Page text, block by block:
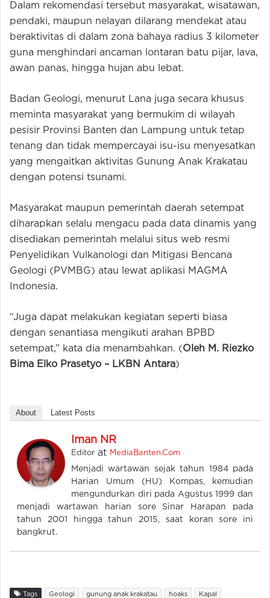
Dalam rekomendasi tersebut masyarakat, wisatawan,
pendaki, maupun nelayan dilarang mendekat atau
beraktivitas di dalam zona bahaya radius 3 kilometer
guna menghindari ancaman lontaran batu pijar, lava,
awan panas, hingga hujan abu lebat.
Badan Geologi, menurut Lana juga secara khusus
meminta masyarakat yang bermukim di wilayah
pesisir Provinsi Banten dan Lampung untuk tetap
tenang dan tidak mempercayai isu-isu menyesatkan
yang mengaitkan aktivitas Gunung Anak Krakatau
dengan potensi tsunami.
Masyarakat maupun pemerintah daerah setempat
diharapkan selalu mengacu pada data dinamis yang
disediakan pemerintah melalui situs web resmi
Penyelidikan Vulkanologi dan Mitigasi Bencana
Geologi (PVMBG) atau lewat aplikasi MAGMA
Indonesia.
“Juga dapat melakukan kegiatan seperti biasa
dengan senantiasa mengikuti arahan BPBD
setempat,” kata dia menambahkan. (Oleh M. Riezko
Bima Elko Prasetyo – LKBN Antara)
About Latest Posts
Iman NR
Editor at MediaBanten.Com
Menjadi wartawan sejak tahun 1984 pada
Harian Umum (HU) Kompas, kemudian
mengundurkan diri pada Agustus 1999 dan
menjadi wartawan harian sore Sinar Harapan pada
tahun 2001 hingga tahun 2015, saat koran sore ini
bangkrut.
Tags Geologi gunung anak krakatau hoaks Kapal